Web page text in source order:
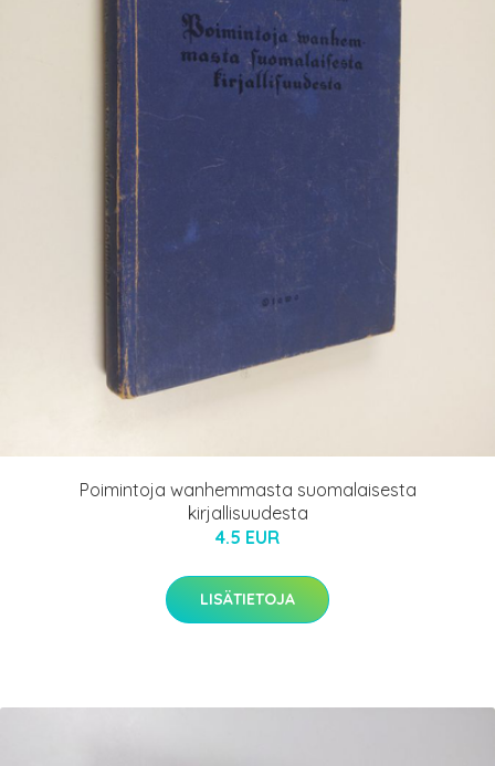
Poimintoja wanhemmasta suomalaisesta
kirjallisuudesta
4.5 EUR
LISÄTIETOJA